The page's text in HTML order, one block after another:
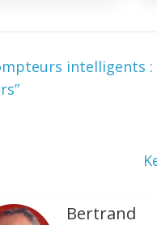
intelligents :
Bertrand